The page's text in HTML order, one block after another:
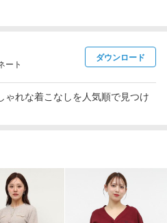
ート
ダウンロード
ゃれな着こなしを人気順で見つけ